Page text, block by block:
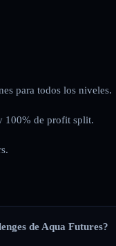
para todos los niveles.
100% de profit split.
de Aqua Futures?